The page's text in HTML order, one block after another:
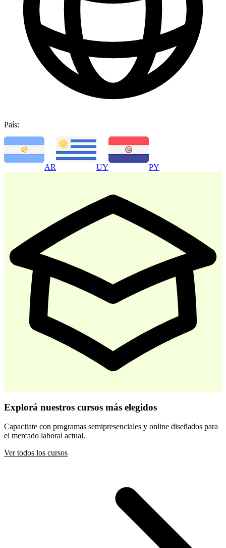
Comprar
Desarrollo Infantil Temprano
$ 44.800$ 64.000
Comprar
País:
AR UY PY
Explorá nuestros cursos más elegidos
Capacitate con programas semipresenciales y online diseñados para
el mercado laboral actual.
Ver todos los cursos